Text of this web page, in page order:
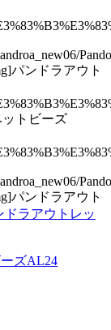
パンドラアウト
トビーズ
パンドラアウト
ドラアウトレッ